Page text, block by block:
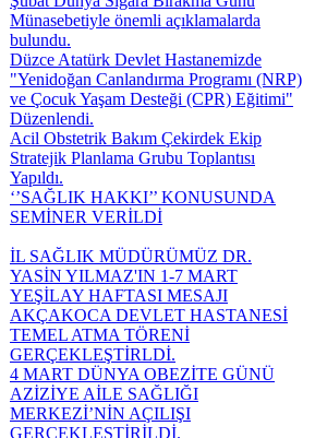
Münasebetiyle önemli açıklamalarda
bulundu.
Düzce Atatürk Devlet Hastanemizde
"Yenidoğan Canlandırma Programı (NRP)
ve Çocuk Yaşam Desteği (CPR) Eğitimi"
Düzenlendi.
Acil Obstetrik Bakım Çekirdek Ekip
Stratejik Planlama Grubu Toplantısı
Yapıldı.
‘’SAĞLIK HAKKI’’ KONUSUNDA
SEMİNER VERİLDİ
İL SAĞLIK MÜDÜRÜMÜZ DR.
YASİN YILMAZ'IN 1-7 MART
YEŞİLAY HAFTASI MESAJI
AKÇAKOCA DEVLET HASTANESİ
TEMEL ATMA TÖRENİ
GERÇEKLEŞTİRLDİ.
4 MART DÜNYA OBEZİTE GÜNÜ
AZİZİYE AİLE SAĞLIĞI
MERKEZİ’NİN AÇILIŞI
GERÇEKLEŞTİRİLDİ.